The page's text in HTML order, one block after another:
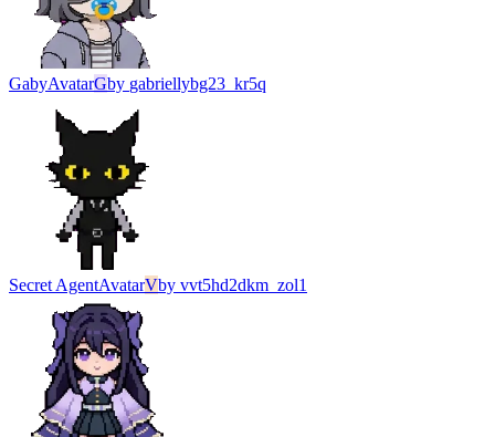
GabyAvatarGby gabriellybg23_kr5q
Secret AgentAvatarVby vvt5hd2dkm_zol1